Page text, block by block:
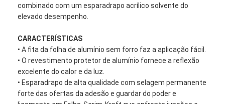
combinado com um esparadrapo acrílico solvente do
elevado desempenho.
CARACTERÍSTICAS
• A fita da folha de alumínio sem forro faz a aplicação fácil.
• O revestimento protetor de alumínio fornece a reflexão
excelente do calor e da luz.
• Esparadrapo de alta qualidade com selagem permanente
forte das ofertas da adesão e guardar do poder e